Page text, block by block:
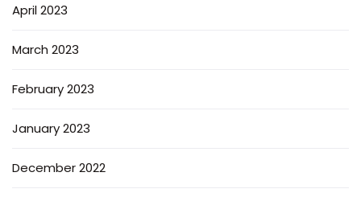
April 2023
March 2023
February 2023
January 2023
December 2022